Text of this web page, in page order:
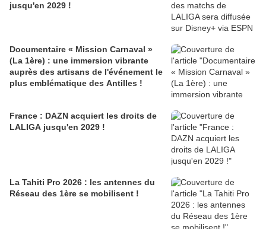
jusqu'en 2029 !
Documentaire « Mission Carnaval »
(La 1ère) : une immersion vibrante
auprès des artisans de l'événement le
plus emblématique des Antilles !
France : DAZN acquiert les droits de
LALIGA jusqu'en 2029 !
La Tahiti Pro 2026 : les antennes du
Réseau des 1ère se mobilisent !